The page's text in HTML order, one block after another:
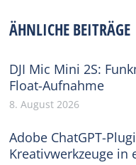
ÄHNLICHE BEITRÄGE
DJI Mic Mini 2S:
Float-Aufnahme
8. August 2026
Adobe ChatGPT-
Kreativwerkzeuge in